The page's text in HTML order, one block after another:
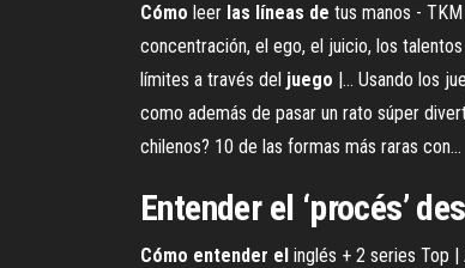
Cómo leer las líneas de tus manos -
concentración, el ego, el juicio, los
límites a través del juego |… Usando los
como además de pasar un rato súper
chilenos? 10 de las formas más raras con…
Entender el ‘procés’
Cómo entender el inglés + 2 series Top |